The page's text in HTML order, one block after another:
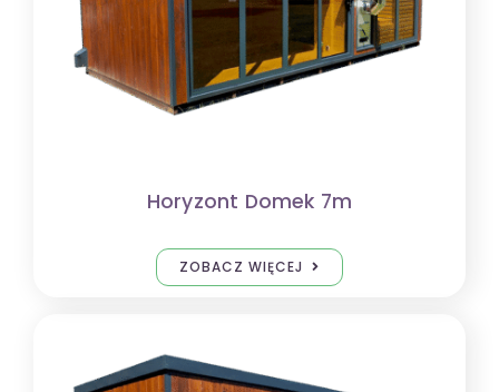
Horyzont Domek 7m
ZOBACZ WIĘCEJ